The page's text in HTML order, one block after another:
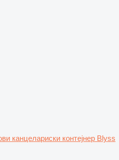
канцелариски контејнер Blyss